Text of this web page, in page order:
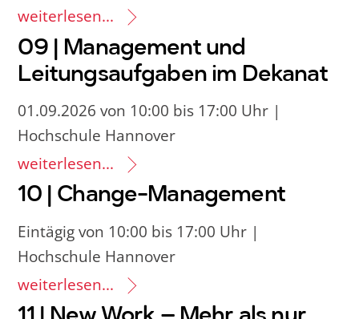
weiterlesen...
09 | Management und
Leitungsaufgaben im Dekanat
01.09.2026 von 10:00 bis 17:00 Uhr |
Hochschule Hannover
weiterlesen...
10 | Change-Management
Eintägig von 10:00 bis 17:00 Uhr |
Hochschule Hannover
weiterlesen...